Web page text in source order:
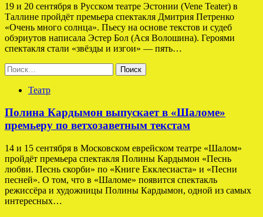
19 и 20 сентября в Русском театре Эстонии (Vene Teater) в
Таллине пройдёт премьера спектакля Дмитрия Петренко
«Очень много солнца». Пьесу на основе текстов и судеб
обэриутов написала Эстер Бол (Ася Волошина). Героями
спектакля стали «звёзды и изгои» — пять…
Найти:
Театр
Полина Кардымон выпускает в «Шаломе»
премьеру по ветхозаветным текстам
14 и 15 сентября в Московском еврейском театре «Шалом»
пройдёт премьера спектакля Полины Кардымон «Песнь
любви. Песнь скорби» по «Книге Екклесиаста» и «Песни
песней». О том, что в «Шаломе» появится спектакль
режиссёра и художницы Полины Кардымон, одной из самых
интересных…